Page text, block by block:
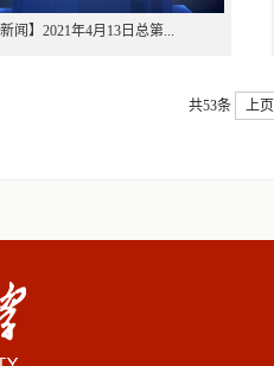
闻】2021年4月13日总第...
共53条 上页